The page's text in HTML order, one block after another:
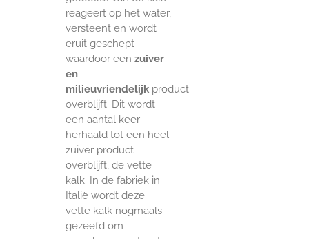
reageert op het water,
versteent en wordt
eruit geschept
waardoor een zuiver
en
milieuvriendelijkproduct
overblijft. Dit wordt
een aantal keer
herhaald tot een heel
zuiver product
overblijft, de vette
kalk. In de fabriek in
Italië wordt deze
vette kalk nogmaals
gezeefd om